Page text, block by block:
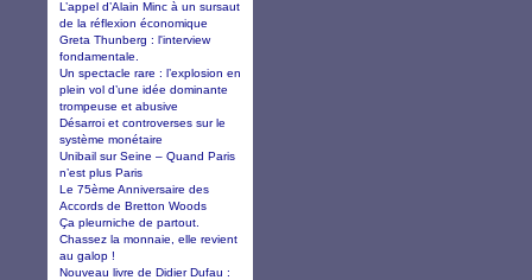
L’appel d’Alain Minc à un sursaut
de la réflexion économique
Greta Thunberg : l'interview
fondamentale.
Un spectacle rare : l’explosion en
plein vol d’une idée dominante
trompeuse et abusive
Désarroi et controverses sur le
système monétaire
Unibail sur Seine – Quand Paris
n’est plus Paris
Le 75ème Anniversaire des
Accords de Bretton Woods
Ça pleurniche de partout.
Chassez la monnaie, elle revient
au galop !
Nouveau livre de Didier Dufau :